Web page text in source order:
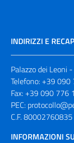
INDIRIZZI E
Palazzo dei Leoni
Telefono: +39 090
Fax: +39 090 776
PEC:
C.F. 80002760835
INFORMAZIONI